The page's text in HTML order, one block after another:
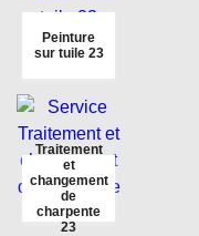
Peinture
sur tuile 23
Traitement
et
changement
de
charpente
23